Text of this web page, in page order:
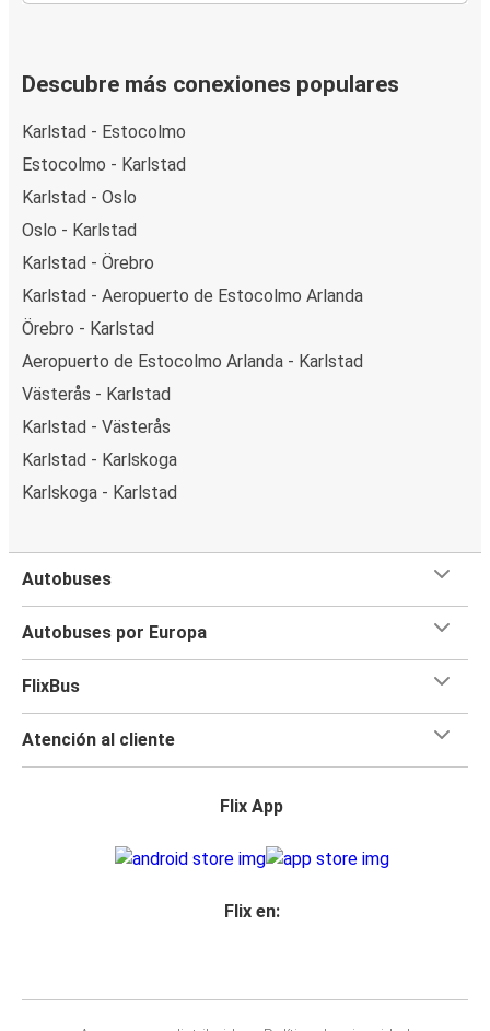
Descubre más conexiones populares
Karlstad - Estocolmo
Estocolmo - Karlstad
Karlstad - Oslo
Oslo - Karlstad
Karlstad - Örebro
Karlstad - Aeropuerto de Estocolmo Arlanda
Örebro - Karlstad
Aeropuerto de Estocolmo Arlanda - Karlstad
Västerås - Karlstad
Karlstad - Västerås
Karlstad - Karlskoga
Karlskoga - Karlstad
Autobuses
Autobuses por Europa
FlixBus
Atención al cliente
Flix App
Flix en: